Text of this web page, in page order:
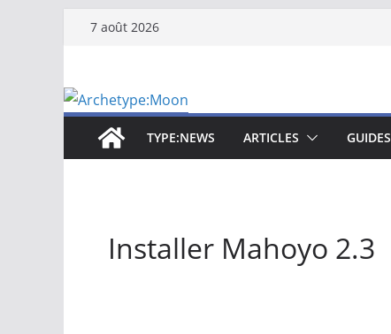
Passer7 août 2026
TYPE:NEWS ARTICLES GUIDES
Installer Mahoyo 2.3